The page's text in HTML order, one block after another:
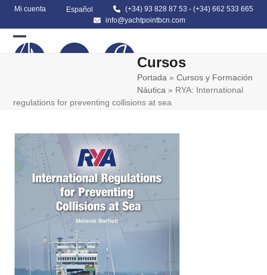
Skip
content
Mi cuenta Español (+34) 93 828 87 53 - (+34) 662 533 665
info@yachtpointbcn.com
Open
Close
Cursos
Portada »Cursos y Formación
Náutica » RYA: International
regulations for preventing collisions at sea